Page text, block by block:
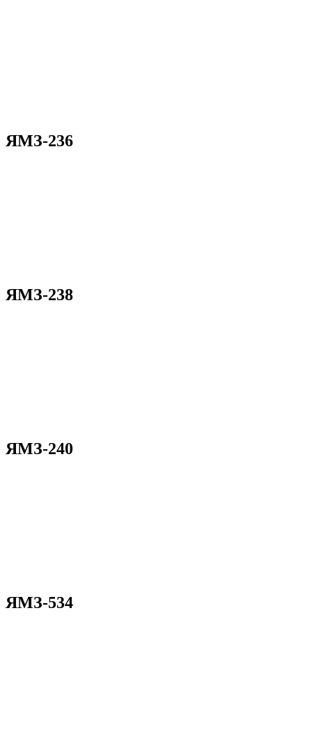
ЯМЗ-236
ЯМЗ-238
ЯМЗ-240
ЯМЗ-534